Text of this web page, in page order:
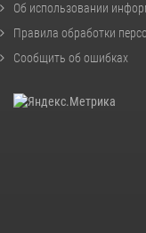
Об использовании
Правила обработки
Сообщить об ошибках